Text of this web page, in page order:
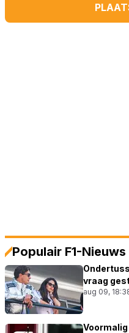
Populair F1-Nieuws
vraag
aug 09,